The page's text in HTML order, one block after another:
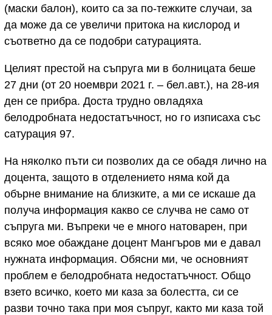
(маски балон), които са за по-тежките случаи, за
да може да се увеличи притока на кислород и
съответно да се подобри сатурацията.
Целият престой на съпруга ми в болницата беше
27 дни (от 20 ноември 2021 г. – бел.авт.), на 28-ия
ден се прибра. Доста трудно овладяха
белодробната недостатъчност, но го изписаха със
сатурация 97.
На няколко пъти си позволих да се обадя лично на
доцента, защото в отделението няма кой да
обърне внимание на близките, а ми се искаше да
получа информация какво се случва не само от
съпруга ми. Въпреки че е много натоварен, при
всяко мое обаждане доцент Мангъров ми е давал
нужната информация. Обясни ми, че основният
проблем е белодробната недостатъчност. Общо
взето всичко, което ми каза за болестта, си се
разви точно така при моя съпруг, както ми каза той